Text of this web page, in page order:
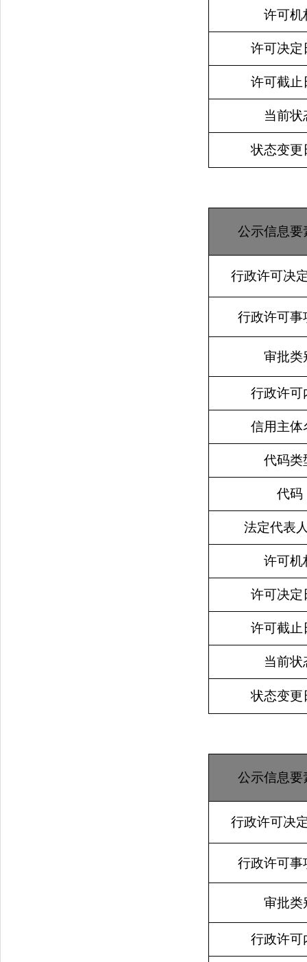
许可机
许可决定
许可截止
当前状
状态变更
公示信息要
行政许可决
行政许可事
审批类
行政许可
信用主体
代码类
代码
法定代表
许可机
许可决定
许可截止
当前状
状态变更
公示信息要
行政许可决
行政许可事
审批类
行政许可